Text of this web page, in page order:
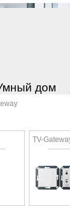
дом
TV-